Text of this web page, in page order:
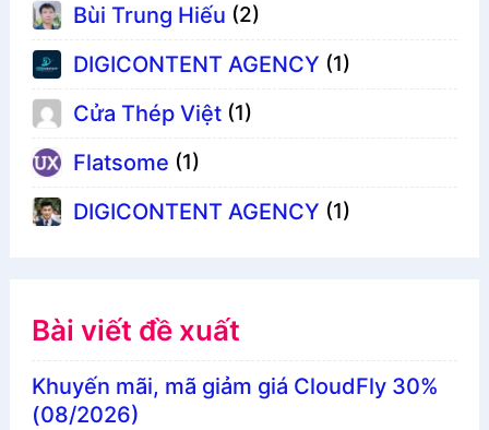
Bùi Trung Hiếu (2)
DIGICONTENT AGENCY (1)
Cửa Thép Việt (1)
Flatsome (1)
DIGICONTENT AGENCY (1)
Bài viết đề xuất
Khuyến mãi, mã giảm giá CloudFly 30%
(08/2026)